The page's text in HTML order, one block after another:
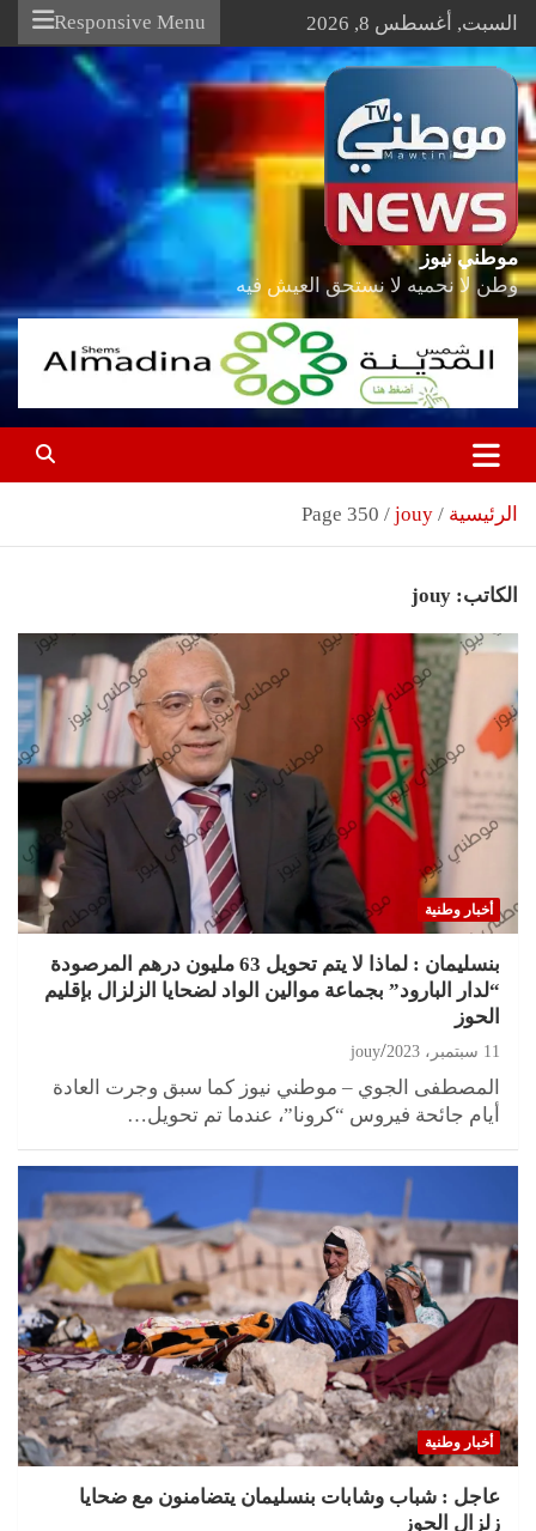
Skip
content
السبت, أغسطس 8, 2026 Responsive Menu
موطني نيوز
وطن لا نحميه لا نستحق العيش فيه
الرئيسية jouy
Page 350
الكاتب: jouy
أخبار وطنية
بنسليمان : لماذا لا يتم تحويل 63 مليون درهم المرصودة
“لدار البارود” بجماعة موالين الواد لضحايا الزلزال بإقليم
الحوز
11 سبتمبر، 2023 jouy
المصطفى الجوي – موطني نيوز كما سبق وجرت العادة
أيام جائحة فيروس “كرونا”، عندما تم تحويل…
أخبار وطنية
عاجل : شباب وشابات بنسليمان يتضامنون مع ضحايا
زلزال الحوز